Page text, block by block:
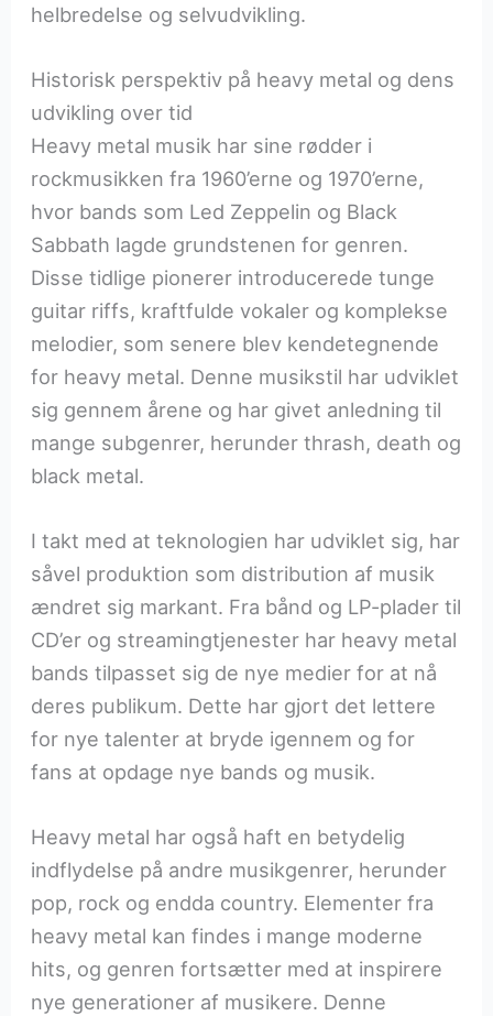
helbredelse og selvudvikling.
Historisk perspektiv på heavy metal og dens
udvikling over tid
Heavy metal musik har sine rødder i
rockmusikken fra 1960’erne og 1970’erne,
hvor bands som Led Zeppelin og Black
Sabbath lagde grundstenen for genren.
Disse tidlige pionerer introducerede tunge
guitar riffs, kraftfulde vokaler og komplekse
melodier, som senere blev kendetegnende
for heavy metal. Denne musikstil har udviklet
sig gennem årene og har givet anledning til
mange subgenrer, herunder thrash, death og
black metal.
I takt med at teknologien har udviklet sig, har
såvel produktion som distribution af musik
ændret sig markant. Fra bånd og LP-plader til
CD’er og streamingtjenester har heavy metal
bands tilpasset sig de nye medier for at nå
deres publikum. Dette har gjort det lettere
for nye talenter at bryde igennem og for
fans at opdage nye bands og musik.
Heavy metal har også haft en betydelig
indflydelse på andre musikgenrer, herunder
pop, rock og endda country. Elementer fra
heavy metal kan findes i mange moderne
hits, og genren fortsætter med at inspirere
nye generationer af musikere. Denne